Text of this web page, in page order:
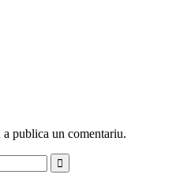
a publica un comentariu.